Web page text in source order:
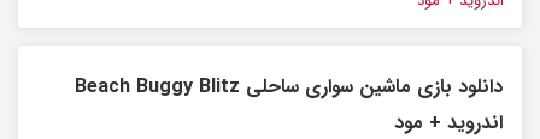
دانلود بازی ماشین سواری ساحلی Beach Buggy Blitz
اندروید + مود